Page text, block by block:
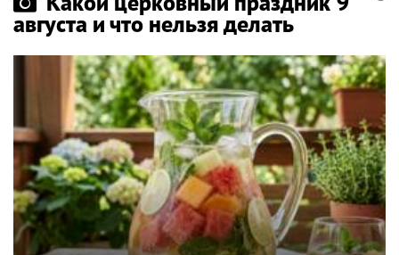
августа и что нельзя делать